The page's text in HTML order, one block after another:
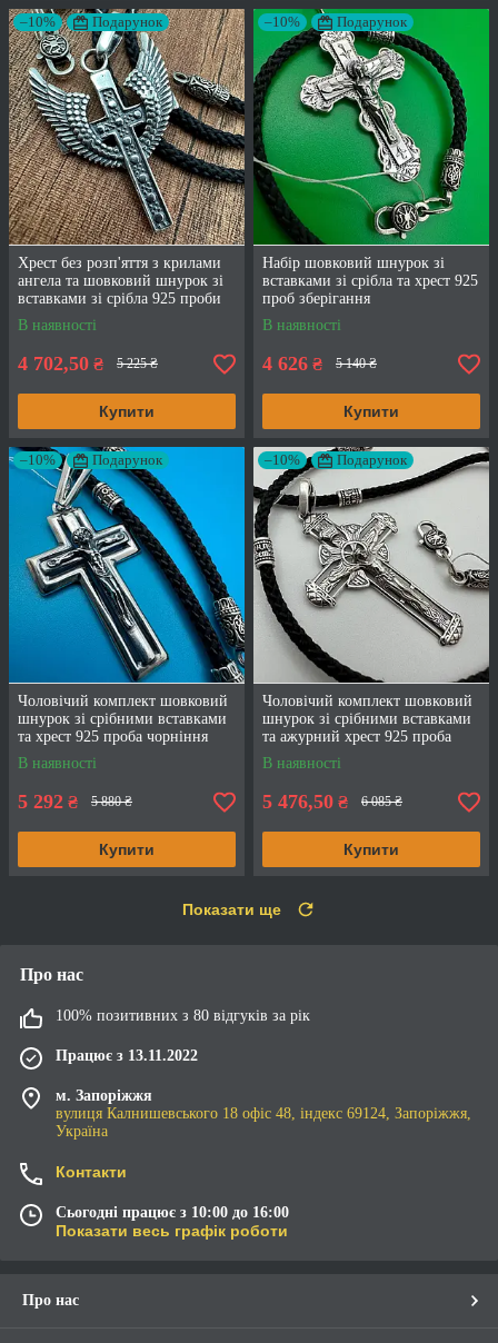
–10% Подарунок
Хрест без розп'яття з крилами
ангела та шовковий шнурок зі
вставками зі срібла 925 проби
В наявності
4 702,50 ₴ 5 225 ₴
Купити
–10% Подарунок
Набір шовковий шнурок зі
вставками зі срібла та хрест 925
проб зберігання
В наявності
4 626 ₴ 5 140 ₴
Купити
–10% Подарунок
Чоловічий комплект шовковий
шнурок зі срібними вставками
та хрест 925 проба чорніння
В наявності
5 292 ₴ 5 880 ₴
Купити
–10% Подарунок
Чоловічий комплект шовковий
шнурок зі срібними вставками
та ажурний хрест 925 проба
чорніння
В наявності
5 476,50 ₴ 6 085 ₴
Купити
Показати ще
Про нас
100% позитивних з 80 відгуків за рік
Працює з 13.11.2022
м. Запоріжжя
вулиця Калнишевського 18 офіс 48, індекс 69124, Запоріжжя,
Україна
Контакти
Сьогодні працює з 10:00 до 16:00
Показати весь графік роботи
Про нас